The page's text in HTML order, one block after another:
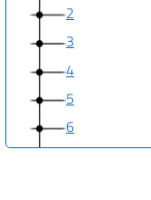
2
3
4
5
6
7